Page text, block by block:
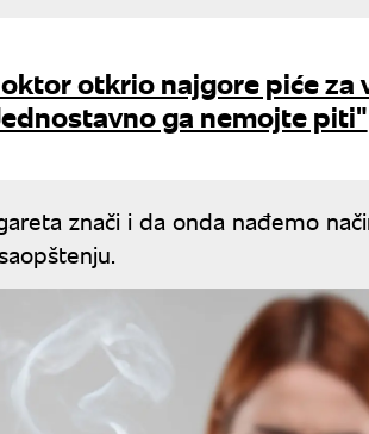
otkrio najgore piće za
ga nemojte piti"
znači i da onda nađemo